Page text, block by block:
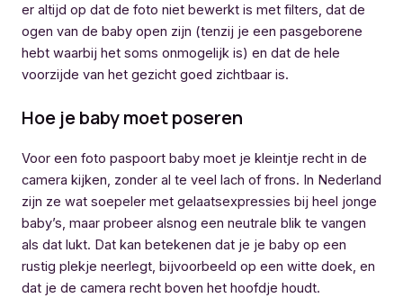
er altijd op dat de foto niet bewerkt is met filters, dat de
ogen van de baby open zijn (tenzij je een pasgeborene
hebt waarbij het soms onmogelijk is) en dat de hele
voorzijde van het gezicht goed zichtbaar is.
Hoe je baby moet poseren
Voor een foto paspoort baby moet je kleintje recht in de
camera kijken, zonder al te veel lach of frons. In Nederland
zijn ze wat soepeler met gelaatsexpressies bij heel jonge
baby’s, maar probeer alsnog een neutrale blik te vangen
als dat lukt. Dat kan betekenen dat je je baby op een
rustig plekje neerlegt, bijvoorbeeld op een witte doek, en
dat je de camera recht boven het hoofdje houdt.